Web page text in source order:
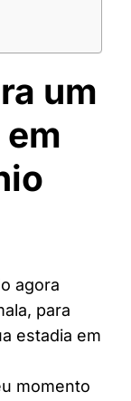
um
agora
para
estadia em
momento